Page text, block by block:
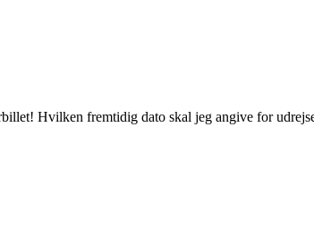
Hvilken fremtidig dato skal jeg angive for